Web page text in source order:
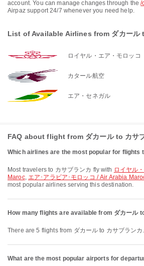
account. You can manage changes through the/
Airpaz support 24/7 whenever you need help.
List of Available Airlines from ダカール
ロイヤル・エア・モロッコ
カタール航空
エア・セネガル
FAQ about flight from ダカール to カサ
Which airlines are the most popular for flights
Most travelers to カサブランカ fly with ロイヤル
Maroc, エア･アラビア･モロッコ / Air Arabia
most popular airlines serving this destination.
How many flights are available from ダカール
There are 5 flights from ダカール to カサブランカ.
What are the most popular airports for